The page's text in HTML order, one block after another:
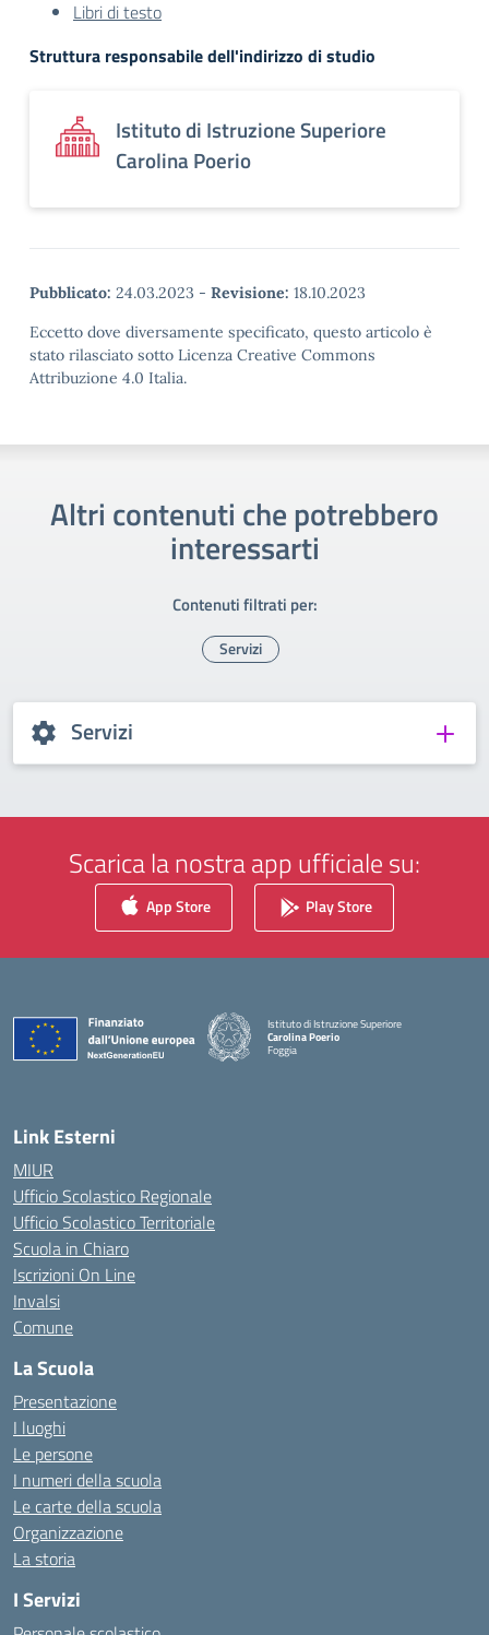
Libri di testo
Struttura responsabile dell'indirizzo di studio
Istituto di Istruzione Superiore
Carolina Poerio
Pubblicato: 24.03.2023 - Revisione: 18.10.2023
Eccetto dove diversamente specificato, questo articolo è
stato rilasciato sotto Licenza Creative Commons
Attribuzione 4.0 Italia.
Altri contenuti che potrebbero
interessarti
Contenuti filtrati per:
Servizi
Servizi
Scarica la nostra app ufficiale su:
App Store Play Store
Istituto di Istruzione Superiore
Carolina Poerio
Foggia
— Visita la pagina iniziale della scuola
Link Esterni
MIUR
Ufficio Scolastico Regionale
Ufficio Scolastico Territoriale
Scuola in Chiaro
Iscrizioni On Line
Invalsi
Comune
La Scuola
Presentazione
I luoghi
Le persone
I numeri della scuola
Le carte della scuola
Organizzazione
La storia
I Servizi